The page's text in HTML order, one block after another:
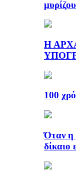
Η
100
Όταν η
δίκαιο